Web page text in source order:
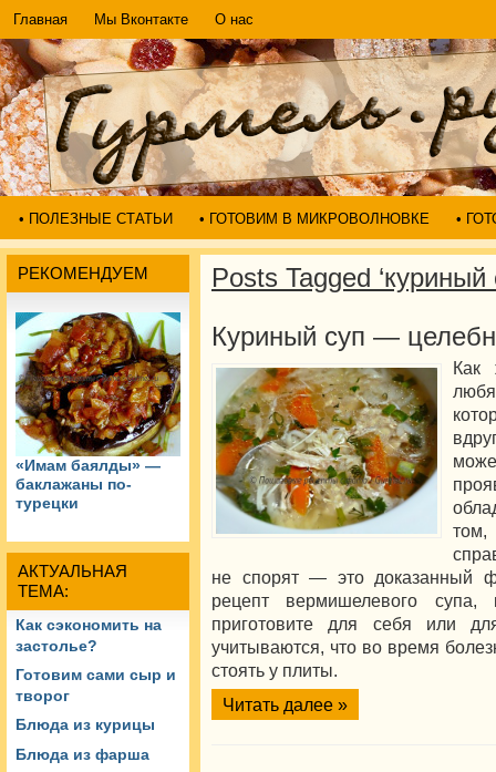
Главная Мы Вконтакте О нас
• ПОЛЕЗНЫЕ СТАТЬИ • ГОТОВИМ В МИКРОВОЛНОВКЕ •
РЕКОМЕНДУЕМ
«Имам баялды» —
баклажаны по-
турецки
АКТУАЛЬНАЯ
ТЕМА:
Как сэкономить на
застолье?
Готовим сами сыр и
творог
Блюда из курицы
Блюда из фарша
Posts Tagged
Куриный суп —
Как
не спорят — это доказанный
рецепт вермишелевого
приготовите для себя или
учитываются, что во время
стоять у плиты.
Читать далее »